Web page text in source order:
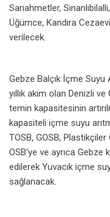
Sarıahmetler,
Üğümce, Kandıra
verilecek.
Gebze Balçık İçme
yıllık akım olan Denizli
temin kapasitesinin
kapasiteli içme suyu
TOSB, GOSB,
OSB’ye ve ayrıca
edilerek Yuvacık içme
sağlanacak.